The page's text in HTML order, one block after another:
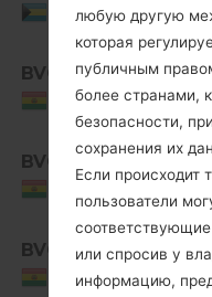
Bahamas
BVO
Bolivia
SM-
BVO
BVO
Bolivia
любую другую
которая
публичным
более странами,
безопасности,
сохранения их
Если происходит
пользователи
соответствующие
или спросив у
информацию,